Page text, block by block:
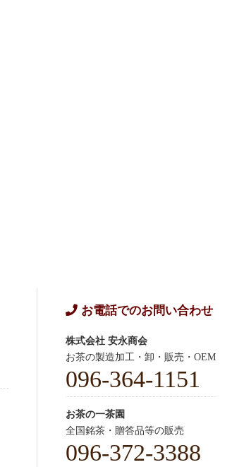
お電話でのお問い合わせ
株式会社 安永商会
お茶の製造加工・卸・販売・OEM
096-364-1151
お茶の一茶園
全国銘茶・贈答品等の販売
096-372-3388